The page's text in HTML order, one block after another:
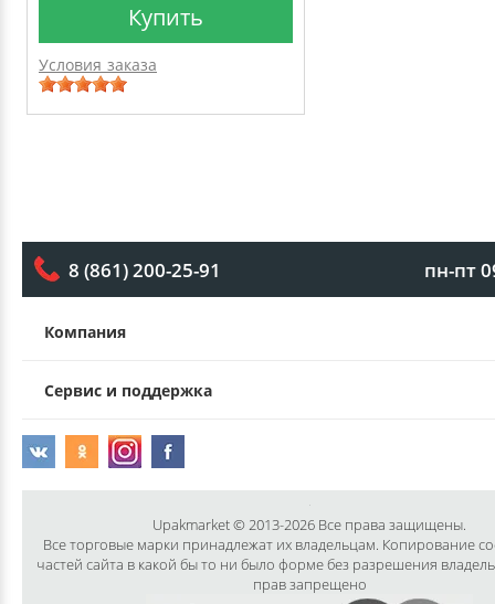
Купить
Условия заказа
8 (861) 200-25-91 пн-пт
Компания
Сервис и поддержка
Upakmarket © 2013-2026 Все права защищены.
Все торговые марки принадлежат их владельцам. Копирование
частей сайта в какой бы то ни было форме без разрешения
прав запрещено